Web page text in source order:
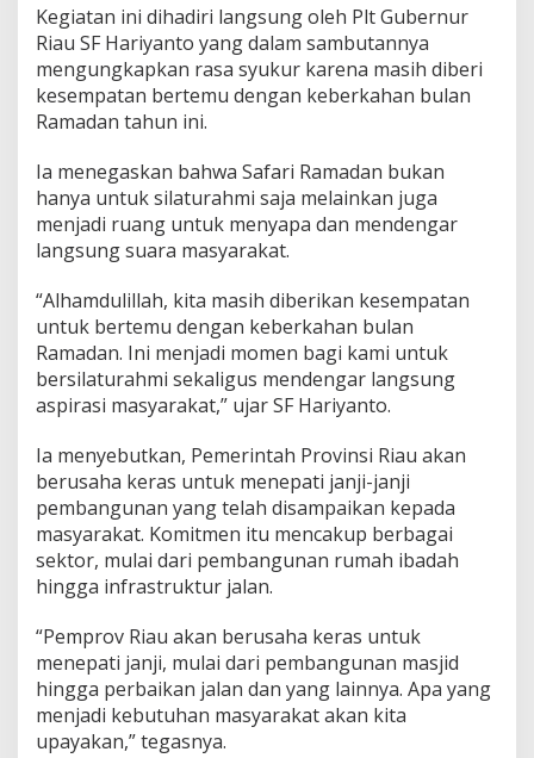
v
i
a
u
D
g
a
r
k
n
A
s
p
i
r
a
i
W
a
r
g
a
D
m
a
i
Kegiatan ini dihadiri langsung oleh Plt Gubernur
Riau SF Hariyanto yang dalam sambutannya
mengungkapkan rasa syukur karena masih diberi
kesempatan bertemu dengan keberkahan bulan
Ramadan tahun ini.
Ia menegaskan bahwa Safari Ramadan bukan
hanya untuk silaturahmi saja melainkan juga
menjadi ruang untuk menyapa dan mendengar
langsung suara masyarakat.
“Alhamdulillah, kita masih diberikan kesempatan
untuk bertemu dengan keberkahan bulan
Ramadan. Ini menjadi momen bagi kami untuk
bersilaturahmi sekaligus mendengar langsung
aspirasi masyarakat,” ujar SF Hariyanto.
Ia menyebutkan, Pemerintah Provinsi Riau akan
berusaha keras untuk menepati janji-janji
pembangunan yang telah disampaikan kepada
masyarakat. Komitmen itu mencakup berbagai
sektor, mulai dari pembangunan rumah ibadah
hingga infrastruktur jalan.
“Pemprov Riau akan berusaha keras untuk
menepati janji, mulai dari pembangunan masjid
hingga perbaikan jalan dan yang lainnya. Apa yang
menjadi kebutuhan masyarakat akan kita
upayakan,” tegasnya.